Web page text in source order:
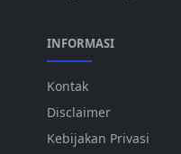
INFORMASI
Kontak
Disclaimer
Kebijakan Privasi